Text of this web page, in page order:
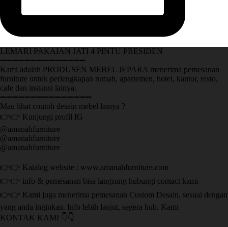
LEMARI PAKAIAN JATI 4 PINTU PRESIDEN
➖➖➖➖➖➖➖➖➖➖➖➖➖➖
Kami adalah PRODUSEN MEBEL JEPARA menerima pemesanan
furniture untuk perlengkapan rumah, apartemen, hotel, kantor, resto,
cafe dan instansi lainya.
➖➖➖➖➖➖➖➖➖➖➖➖➖➖➖
Mau lihat contoh desain mebel lainya ?
👉👉 Kunjungi profil IG
@amanahfurniture
@amanahfurniture
@amanahfurniture
👉👉 Katalog website : www.amanahfurniture.com
👉👉 info & pemesanan bisa langsung hubungi contact kami
👉👉 Kami juga menerima pemesanan Custom Desain, sesuai dengan
yang anda inginkan. Info lebih lanjut, segera hub. Kami
KONTAK KAMI 👇👇